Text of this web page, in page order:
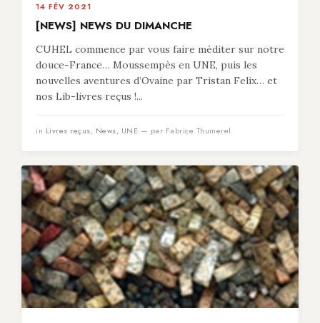
14 FÉV 2021
[NEWS] NEWS DU DIMANCHE
CUHEL commence par vous faire méditer sur notre
douce-France… Moussempès en UNE, puis les
nouvelles aventures d’Ovaine par Tristan Felix… et
nos Lib-livres reçus !...
in Livres reçus, News, UNE — par Fabrice Thumerel